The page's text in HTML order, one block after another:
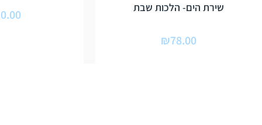
שירת הים- הלכות שבת
₪78.00